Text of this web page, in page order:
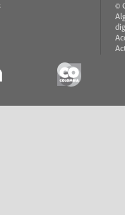
©